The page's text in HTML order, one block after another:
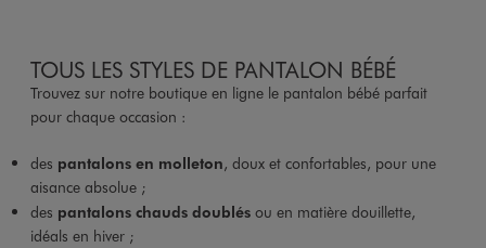
TOUS LES STYLES DE PANTALON BÉBÉ
Trouvez sur notre boutique en ligne le pantalon bébé parfait
pour chaque occasion :
des pantalons en molleton, doux et confortables, pour une
aisance absolue ;
des pantalons chauds doublésou en matière douillette,
idéals en hiver ;